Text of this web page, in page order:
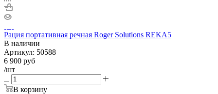
Рация портативная речная Roger Solutions REKA5
В наличии
Артикул: 50588
6 900 руб
/шт
В корзину